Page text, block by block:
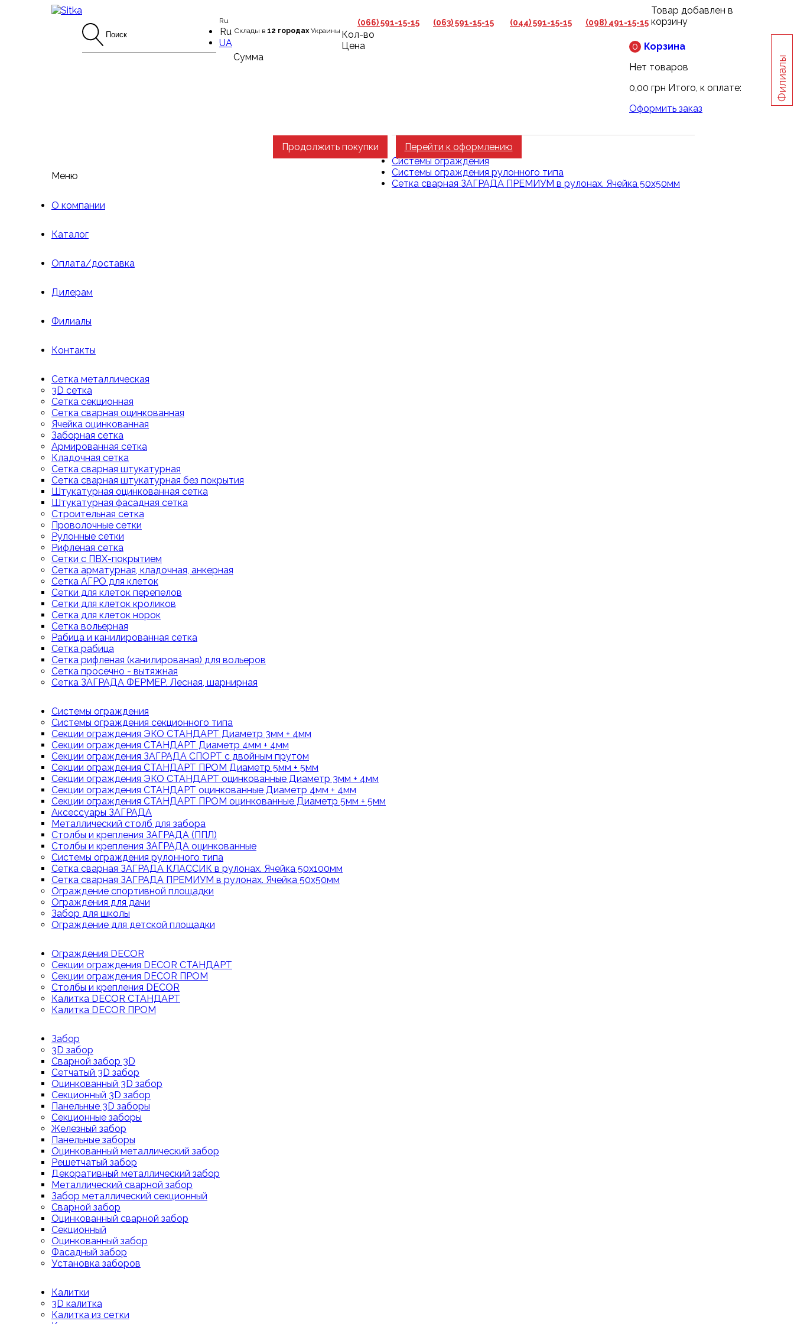
Ru
Ru
UA
Склады в 12 городах Украины
(044) 591-15-15 (098) 491-15-15
(066) 591-15-15 (063) 591-15-15
Корзина
0
Нет товаров
0,00 грн Итого, к оплате:
Оформить заказ
Товар добавлен в
корзину
Кол-во
Цена
Сумма
Продолжить покупки Перейти к оформлению
Меню
О компании
Каталог
Оплата/доставка
Дилерам
Филиалы
Контакты
Сетка металлическая
3D сетка
Cетка cекционная
Сетка сварная оцинкованная
Ячейка оцинкованная
Заборная сетка
Армированная сетка
Кладочная сетка
Сетка сварная штукатурная
Сетка сварная штукатурная без покрытия
Штукатурная оцинкованная сетка
Штукатурная фасадная сетка
Строительная сетка
Проволочные сетки
Рулонные сетки
Рифленая сетка
Сетки с ПВХ-покрытием
Сетка арматурная, кладочная, анкерная
Сетка АГРО для клеток
Сетки для клеток перепелов
Сетки для клеток кроликов
Сетка для клеток норок
Сетка вольерная
Рабица и канилированная сетка
Сетка рабица
Сетка рифленая (канилированая) для вольеров
Сетка просечно - вытяжная
Сетка ЗАГРАДА ФЕРМЕР. Лесная, шарнирная
Системы ограждения
Системы ограждения секционного типа
Секции ограждения ЭКО СТАНДАРТ Диаметр 3мм + 4мм
Секции ограждения СТАНДАРТ Диаметр 4мм + 4мм
Секции ограждения ЗАГРАДА СПОРТ с двойным прутом
Секции ограждения СТАНДАРТ ПРОМ Диаметр 5мм + 5мм
Секции ограждения ЭКО СТАНДАРТ оцинкованные Диаметр 3мм + 4мм
Секции ограждения СТАНДАРТ оцинкованные Диаметр 4мм + 4мм
Секции ограждения СТАНДАРТ ПРОМ оцинкованные Диаметр 5мм + 5мм
Аксессуары ЗАГРАДА
Металлический столб для забора
Столбы и крепления ЗАГРАДА (ППЛ)
Столбы и крепления ЗАГРАДА оцинкованные
Системы ограждения рулонного типа
Сетка сварная ЗАГРАДА КЛАССИК в рулонах. Ячейка 50х100мм
Сетка сварная ЗАГРАДА ПРЕМИУМ в рулонах. Ячейка 50х50мм
Ограждение спортивной площадки
Ограждения для дачи
Забор для школы
Ограждение для детской площадки
Ограждения DECOR
Секции ограждения DECOR СТАНДАРТ
Секции ограждения DECOR ПРОМ
Столбы и крепления DECOR
Калитка DECOR СТАНДАРТ
Калитка DECOR ПРОМ
Забор
3D забор
Сварной забор 3D
Сетчатый 3D забор
Оцинкованный 3D забор
Секционный 3D забор
Панельные 3D заборы
Секционные заборы
Железный забор
Панельные заборы
Оцинкованный металлический забор
Решетчатый забор
Декоративный металлический забор
Металлический сварной забор
Забор металлический секционный
Сварной забор
Оцинкованный сварной забор
Секционный
Оцинкованный забор
Фасадный забор
Установка заборов
Калитки
3D калитка
Калитка из сетки
Главная
Системы ограждения
Системы ограждения рулонного типа
Сетка сварная ЗАГРАДА ПРЕМИУМ в рулонах. Ячейка 50х50мм
Филиалы